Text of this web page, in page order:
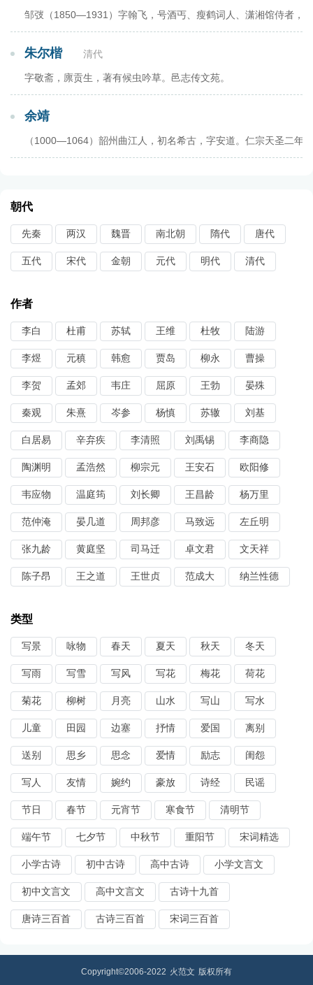
邹弢（1850—1931）字翰飞，号酒丐、瘦鹤词人、潇湘馆侍者，
朱尔楷 清代
字敬斋，廪贡生，著有候虫吟草。邑志传文苑。
余靖
（1000—1064）韶州曲江人，初名希古，字安道。仁宗天圣二年
朝代
先秦 两汉 魏晋 南北朝 隋代 唐代
五代 宋代 金朝 元代 明代 清代
作者
李白 杜甫 苏轼 王维 杜牧 陆游
李煜 元稹 韩愈 贾岛 柳永 曹操
李贺 孟郊 韦庄 屈原 王勃 晏殊
秦观 朱熹 岑参 杨慎 苏辙 刘基
白居易 辛弃疾 李清照 刘禹锡 李商隐
陶渊明 孟浩然 柳宗元 王安石 欧阳修
韦应物 温庭筠 刘长卿 王昌龄 杨万里
范仲淹 晏几道 周邦彦 马致远 左丘明
张九龄 黄庭坚 司马迁 卓文君 文天祥
陈子昂 王之道 王世贞 范成大 纳兰性德
类型
写景 咏物 春天 夏天 秋天 冬天
写雨 写雪 写风 写花 梅花 荷花
菊花 柳树 月亮 山水 写山 写水
儿童 田园 边塞 抒情 爱国 离别
送别 思乡 思念 爱情 励志 闺怨
写人 友情 婉约 豪放 诗经 民谣
节日 春节 元宵节 寒食节 清明节
端午节 七夕节 中秋节 重阳节 宋词精选
小学古诗 初中古诗 高中古诗 小学文言文
初中文言文 高中文言文 古诗十九首
唐诗三百首 古诗三百首 宋词三百首
Copyright©2006-2022 火范文 版权所有